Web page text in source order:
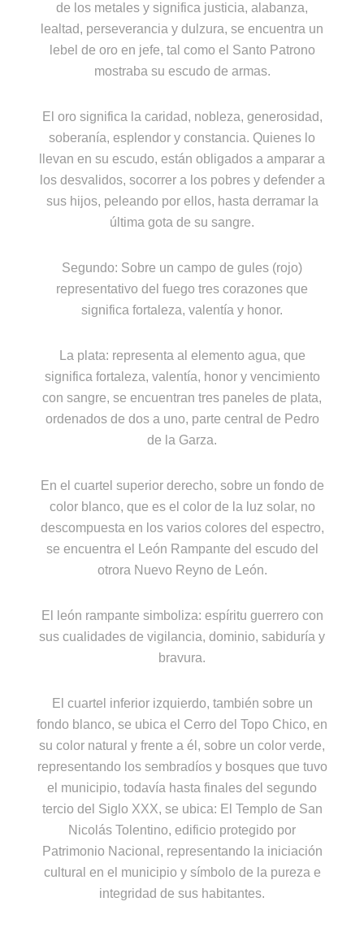
de los metales y significa justicia, alabanza,
lealtad, perseverancia y dulzura, se encuentra un
lebel de oro en jefe, tal como el Santo Patrono
mostraba su escudo de armas.
El oro significa la caridad, nobleza, generosidad,
soberanía, esplendor y constancia. Quienes lo
llevan en su escudo, están obligados a amparar a
los desvalidos, socorrer a los pobres y defender a
sus hijos, peleando por ellos, hasta derramar la
última gota de su sangre.
Segundo: Sobre un campo de gules (rojo)
representativo del fuego tres corazones que
significa fortaleza, valentía y honor.
La plata: representa al elemento agua, que
significa fortaleza, valentía, honor y vencimiento
con sangre, se encuentran tres paneles de plata,
ordenados de dos a uno, parte central de Pedro
de la Garza.
En el cuartel superior derecho, sobre un fondo de
color blanco, que es el color de la luz solar, no
descompuesta en los varios colores del espectro,
se encuentra el León Rampante del escudo del
otrora Nuevo Reyno de León.
El león rampante simboliza: espíritu guerrero con
sus cualidades de vigilancia, dominio, sabiduría y
bravura.
El cuartel inferior izquierdo, también sobre un
fondo blanco, se ubica el Cerro del Topo Chico, en
su color natural y frente a él, sobre un color verde,
representando los sembradíos y bosques que tuvo
el municipio, todavía hasta finales del segundo
tercio del Siglo XXX, se ubica: El Templo de San
Nicolás Tolentino, edificio protegido por
Patrimonio Nacional, representando la iniciación
cultural en el municipio y símbolo de la pureza e
integridad de sus habitantes.